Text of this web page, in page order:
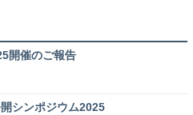
開催のご報告
シンポジウム2025